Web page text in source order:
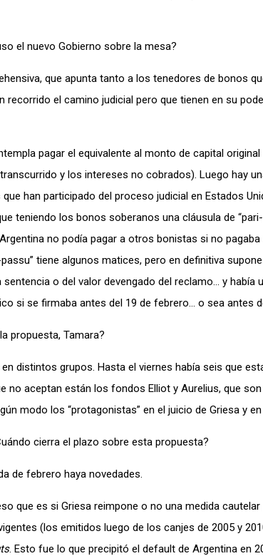
el nuevo Gobierno sobre la mesa?
que apunta tanto a los tenedores de bonos
recorrido el camino judicial pero que tienen en su
pagar el equivalente al monto de capital
y los intereses no cobrados). Luego hay
han participado del proceso judicial en Estados
teniendo los bonos soberanos una cláusula de
no podía pagar a otros bonistas si no
tiene algunos matices, pero en definitiva
o del valor devengado del reclamo… y había
si se firmaba antes del 19 de febrero… o sea antes
propuesta, Tamara?
distintos grupos. Hasta el viernes había seis que
no aceptan están los fondos Elliot y Aurelius, que
modo los “protagonistas” en el juicio de Griesa y
cierra el plazo sobre esta propuesta?
de febrero haya novedades.
que es si Griesa reimpone o no una medida
(los emitidos luego de los canjes de 2005 y
. Esto fue lo que precipitó el default de Argentina en